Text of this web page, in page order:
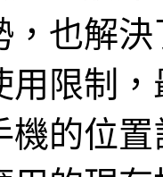
，也解
用限制
機的位